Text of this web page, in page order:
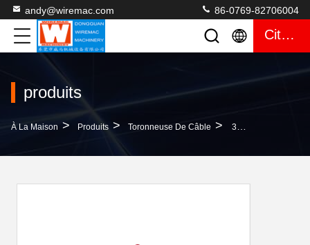
andy@wiremac.com 86-0769-82706004
Citation
produits
À La Maison > Produits > Toronneuse De Câble > 300 Machine De Groupage De Câbles Automatique Avec Support De Paiement